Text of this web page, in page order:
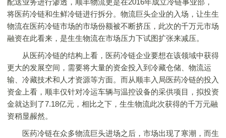
配送业务进行渗透，顺丰物流更是在2016年成立冷链事业部，
将医药冷链和生鲜冷链进行拆分。物流巨头企业的入场，让生生
物流在医药冷链市场的市场份额被不断挤压，此次的千万元市场
融资在此看来，是生生物流在市场压力下试图扩张来减压。
从医药冷链的结构上看，医药冷链企业要想在该领域中获得
更大的发展空间，需要将大量的资金投入到冷藏仓储、物流运
输、冷藏技术和人才资源等方面。而从顺丰入局医药冷链的投入
资金上看，顺丰仅针对冷运车辆与温控设备的采供项目，拟投资
金就达到了7.18亿元，相比之下，生生物流此次获得的千万元融
资稍显赧然。
医药冷链在众多物流巨头进场之后，市场出现了寒潮，而生